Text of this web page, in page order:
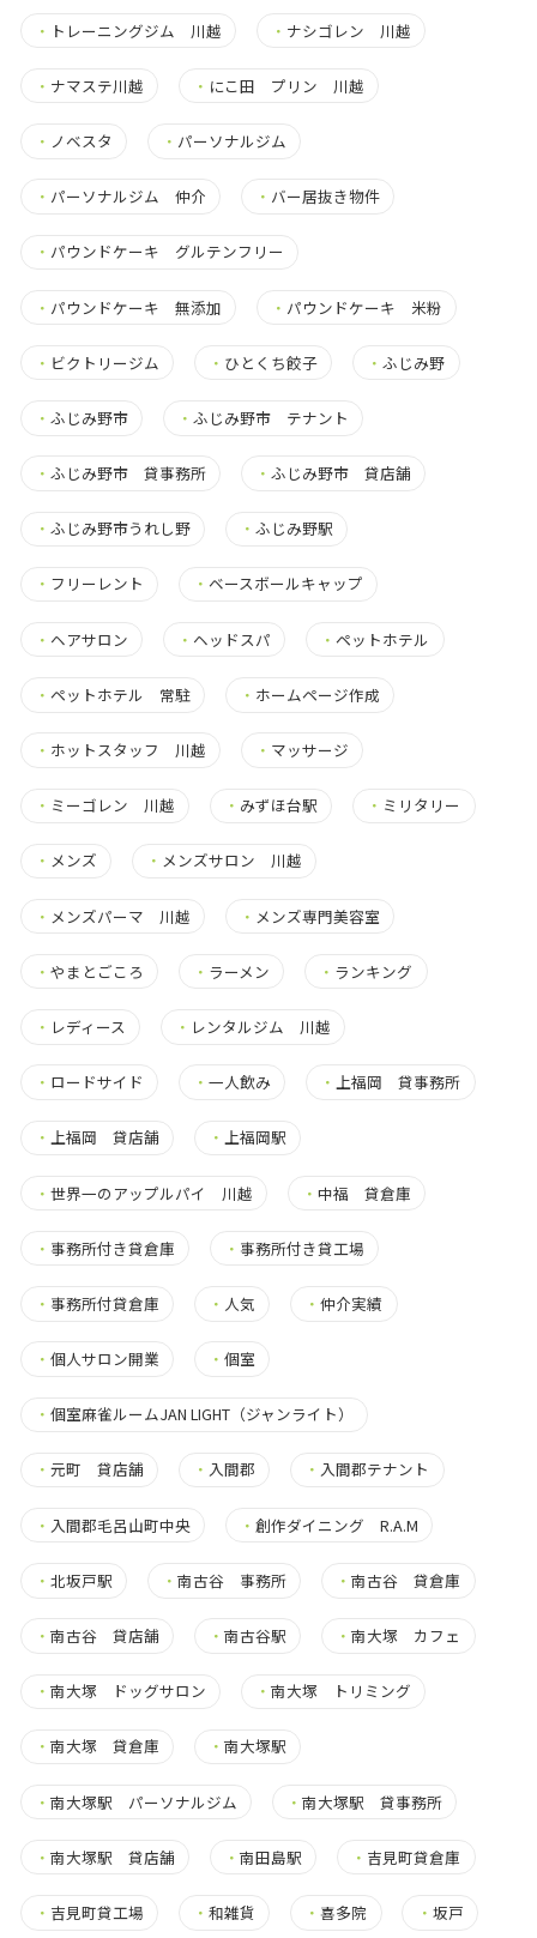
・ トレーニングジム 川越 ・ ナシゴレン 川越
・ ナマステ川越 ・ にこ田 プリン 川越
・ ノベスタ ・ パーソナルジム
・ パーソナルジム 仲介 ・ バー居抜き物件
・ パウンドケーキ グルテンフリー
・ パウンドケーキ 無添加 ・ パウンドケーキ 米粉
・ ビクトリージム ・ ひとくち餃子 ・ふじみ野
・ ふじみ野市 ・ふじみ野市 テナント
・ ふじみ野市 貸事務所 ・ふじみ野市 貸店舗
・ ふじみ野市うれし野 ・ふじみ野駅
・ フリーレント ・ ベースボールキャップ
・ ヘアサロン ・ ヘッドスパ ・ペットホテル
・ ペットホテル 常駐 ・ ホームページ作成
・ ホットスタッフ 川越 ・ マッサージ
・ ミーゴレン 川越 ・ みずほ台駅 ・ ミリタリー
・ メンズ ・ メンズサロン 川越
・ メンズパーマ 川越 ・ メンズ専門美容室
・ やまとごころ ・ ラーメン ・ ランキング
・ レディース ・ レンタルジム 川越
・ ロードサイド ・一人飲み ・上福岡 貸事務所
・ 上福岡 貸店舗 ・上福岡駅
・ 世界一のアップルパイ 川越 ・中福 貸倉庫
・ 事務所付き貸倉庫 ・ 事務所付き貸工場
・ 事務所付貸倉庫 ・ 人気 ・仲介実績
・ 個人サロン開業 ・個室
・ 個室麻雀ルームJAN LIGHT（ジャンライト）
・ 元町 貸店舗 ・ 入間郡 ・ 入間郡テナント
・ 入間郡毛呂山町中央 ・創作ダイニング R.A.M
・ 北坂戸駅 ・南古谷 事務所 ・南古谷 貸倉庫
・ 南古谷 貸店舗 ・南古谷駅 ・南大塚 カフェ
・ 南大塚 ドッグサロン ・南大塚 トリミング
・ 南大塚 貸倉庫 ・南大塚駅
・ 南大塚駅 パーソナルジム ・南大塚駅 貸事務所
・ 南大塚駅 貸店舗 ・南田島駅 ・ 吉見町貸倉庫
・ 吉見町貸工場 ・和雑貨 ・喜多院 ・ 坂戸